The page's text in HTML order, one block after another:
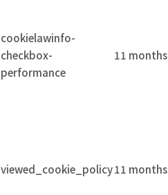
cookielawinfo-
checkbox-
performance
11 months
viewed_cookie_policy11 months